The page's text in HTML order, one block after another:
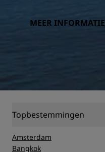
MEER INFORMATIE
Topbestemmingen
Amsterdam
Bangkok